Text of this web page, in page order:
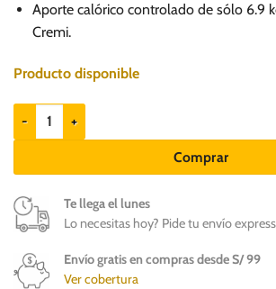
Aporte calórico controlado de sólo 6.9
Cremi.
Producto disponible
Cremi Chicken & Tuna Recipe x 5 - Snack
Comprar
Te llega el lunes
Lo necesitas hoy? Pide tu envío
Envío gratis en compras desde S/ 99
Ver cobertura